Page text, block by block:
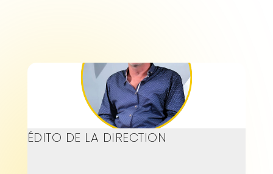
ÉDITO DE LA DIRECTION